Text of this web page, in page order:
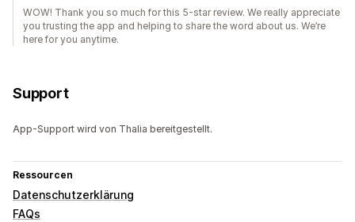
WOW! Thank you so much for this 5-star review. We really appreciate
you trusting the app and helping to share the word about us. We’re
here for you anytime.
Support
App-Support wird von Thalia bereitgestellt.
Ressourcen
Datenschutzerklärung
FAQs